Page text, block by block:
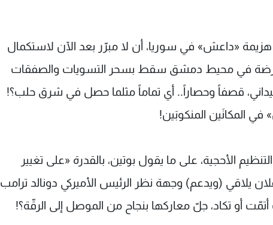
«داعش» في سوريا، أن لا مبرّر بعد الآن لاستكمال
في محيط دمشق سقط بسحر التسويات والصفقات
قصفاً وحصاراً.. أي تماماً مثلما حصل في شرق حلب؟!
المكانَين المنكوبَين!
الأحجية، على ما يقول بوتين، بالقدرة «على تغيير
يلاقي (ويدعم) وجهة نظر الرئيس الأميركي دونالد ترامب
أو تكاد، جلّ معاركها بنجاح من الموصل إلى الرقّة؟!